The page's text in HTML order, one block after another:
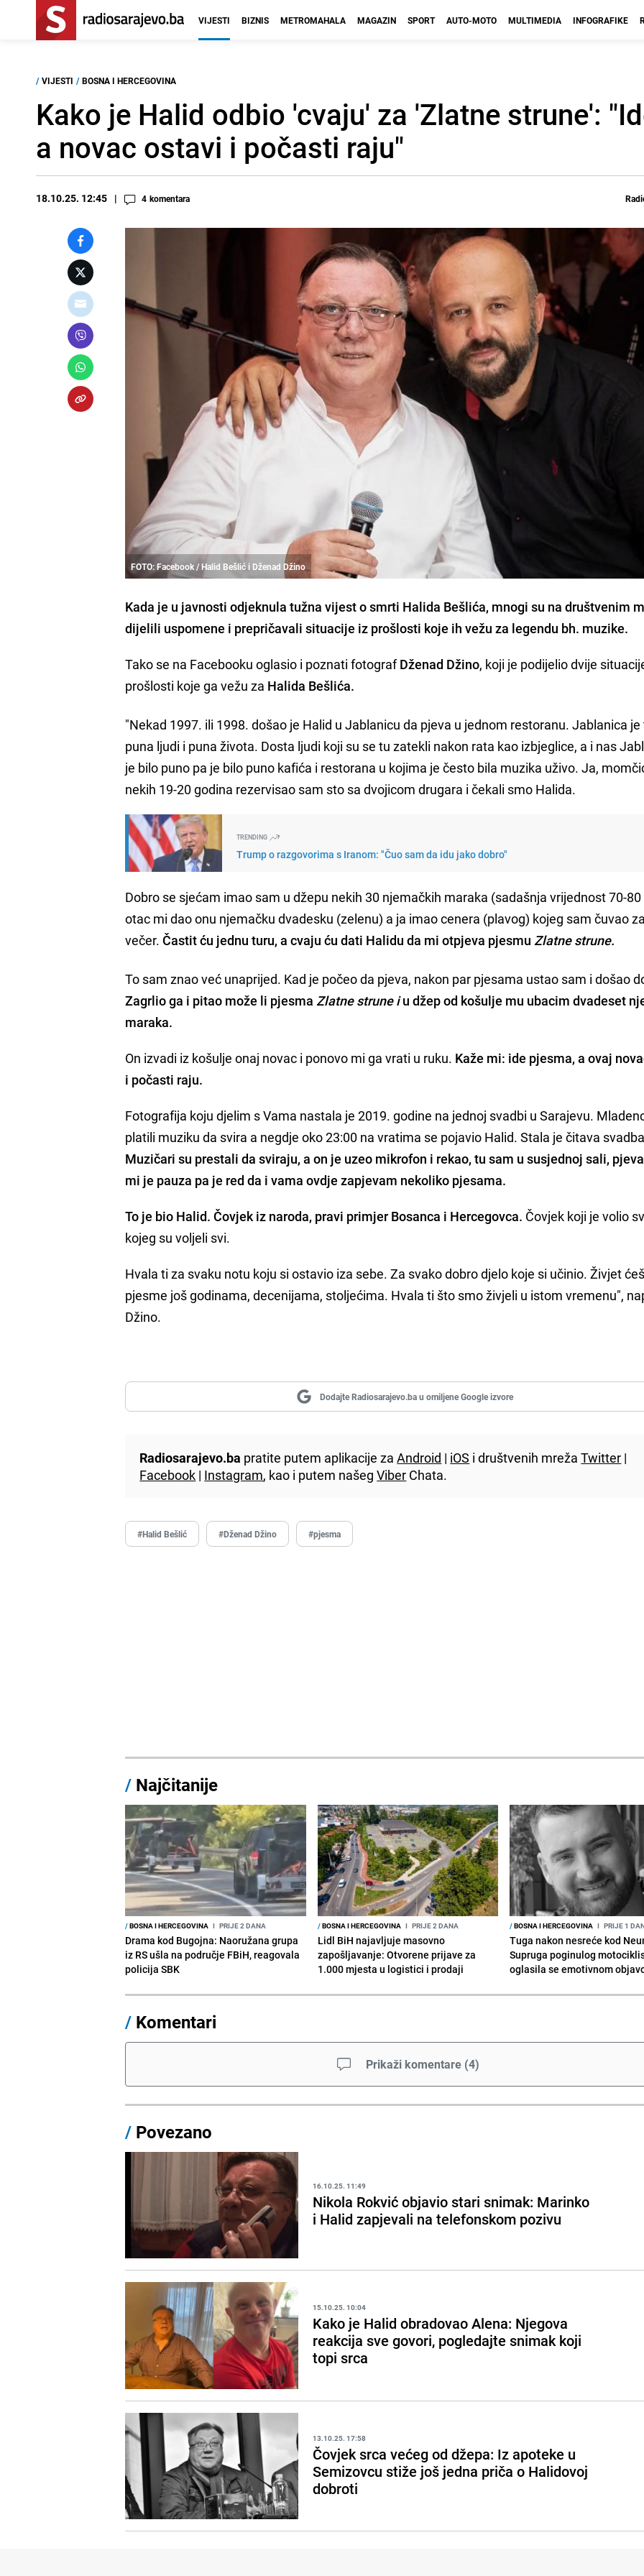
VIJESTI BIZNIS METROMAHALA MAGAZIN SPORT AUTO-MOTO MULTIMEDIA INFOGRAFIKE
/ VIJESTI / BOSNA I HERCEGOVINA
Kako je Halid odbio 'cvaju' za 'Zlatne strune':
a novac ostavi i počasti raju"
18.10.25. 12:45 4 komentara
FOTO: Facebook / Halid Bešlić i Dženad Džino
Kada je u javnosti odjeknula tužna vijest o smrti Halida Bešlića, mnogi su na društvenim
dijelili uspomene i prepričavali situacije iz prošlosti koje ih vežu za legendu bh. muzike.
Tako se na Facebooku oglasio i poznati fotografDženad Džino, koji je podijelio dvije
prošlosti koje ga vežu za Halida Bešlića.
"Nekad 1997. ili 1998. došao je Halid u Jablanicu da pjeva u jednom restoranu. Jablanica
puna ljudi i puna života. Dosta ljudi koji su se tu zatekli nakon rata kao izbjeglice, a i nas
je bilo puno pa je bilo puno kafića i restorana u kojima je često bila muzika uživo. Ja,
nekih 19-20 godina rezervisao sam sto sa dvojicom drugara i čekali smo Halida.
TRENDING
Trump o razgovorima s Iranom: "Čuo sam da idu jako dobro"
Dobro se sjećam imao sam u džepu nekih 30 njemačkih maraka (sadašnja vrijednost 70-80
otac mi dao onu njemačku dvadesku (zelenu) a ja imao cenera (plavog) kojeg sam čuvao
večer.Častit ću jednu turu, a cvaju ću dati Halidu da mi otpjeva pjesmu Zlatne strune.
To sam znao već unaprijed. Kad je počeo da pjeva, nakon par pjesama ustao sam i došao
Zagrlio ga i pitao može li pjesma Zlatne strune iu džep od košulje mu ubacim dvadeset
maraka.
On izvadi iz košulje onaj novac i ponovo mi ga vrati u ruku. Kaže mi: ide pjesma, a ovaj
i počasti raju.
Fotografija koju djelim s Vama nastala je 2019. godine na jednoj svadbi u Sarajevu.
platili muziku da svira a negdje oko 23:00 na vratima se pojavio Halid. Stala je čitava
Muzičari su prestali da sviraju, a on je uzeo mikrofon i rekao, tu sam u susjednoj sali,
mi je pauza pa je red da i vama ovdje zapjevam nekoliko pjesama.
To je bio Halid. Čovjek iz naroda, pravi primjer Bosanca i Hercegovca. Čovjek koji je volio
kojeg su voljeli svi.
Hvala ti za svaku notu koju si ostavio iza sebe. Za svako dobro djelo koje si učinio. Živjet
pjesme još godinama, decenijama, stoljećima. Hvala ti što smo živjeli u istom vremenu",
Džino.
Dodajte Radiosarajevo.ba u omiljene Google izvore
Radiosarajevo.ba pratite putem aplikacije zaAndroid | iOS i društvenih mrežaTwitter |
Facebook | Instagram, kao i putem našegViber Chata.
#Halid Bešlić #Dženad Džino #pjesma
/ Najčitanije
/BOSNA I HERCEGOVINA I PRIJE 2 DANA
Drama kod Bugojna: Naoružana grupa
iz RS ušla na područje FBiH, reagovala
policija SBK
/BOSNA I HERCEGOVINA I PRIJE 2 DANA
Lidl BiH najavljuje masovno
zapošljavanje: Otvorene prijave za
1.000 mjesta u logistici i prodaji
/BOSNA I HERCEGOVINA I PRIJE 1
Tuga nakon nesreće kod
Supruga poginulog
oglasila se emotivnom
/ Komentari
Prikaži komentare (4)
/ Povezano
16.10.25. 11:49
Nikola Rokvić objavio stari snimak: Marinko
i Halid zapjevali na telefonskom pozivu
15.10.25. 10:04
Kako je Halid obradovao Alena: Njegova
reakcija sve govori, pogledajte snimak koji
topi srca
13.10.25. 17:58
Čovjek srca većeg od džepa: Iz apoteke u
Semizovcu stiže još jedna priča o Halidovoj
dobroti